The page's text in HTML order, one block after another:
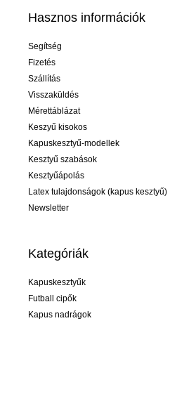
Hasznos információk
Segítség
Fizetés
Szállítás
Visszaküldés
Mérettáblázat
Keszyű kisokos
Kapuskesztyű-modellek
Kesztyű szabások
Kesztyűápolás
Latex tulajdonságok (kapus kesztyű)
Newsletter
Kategóriák
Kapuskesztyűk
Futball cipők
Kapus nadrágok